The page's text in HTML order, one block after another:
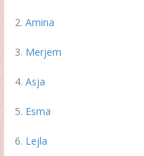
Amina
Merjem
Asja
Esma
Lejla